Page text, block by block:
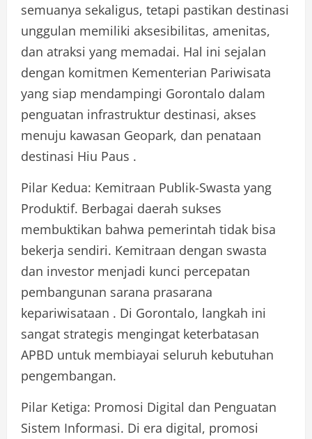
semuanya sekaligus, tetapi pastikan destinasi
unggulan memiliki aksesibilitas, amenitas,
dan atraksi yang memadai. Hal ini sejalan
dengan komitmen Kementerian Pariwisata
yang siap mendampingi Gorontalo dalam
penguatan infrastruktur destinasi, akses
menuju kawasan Geopark, dan penataan
destinasi Hiu Paus .
Pilar Kedua: Kemitraan Publik-Swasta yang
Produktif. Berbagai daerah sukses
membuktikan bahwa pemerintah tidak bisa
bekerja sendiri. Kemitraan dengan swasta
dan investor menjadi kunci percepatan
pembangunan sarana prasarana
kepariwisataan . Di Gorontalo, langkah ini
sangat strategis mengingat keterbatasan
APBD untuk membiayai seluruh kebutuhan
pengembangan.
Pilar Ketiga: Promosi Digital dan Penguatan
Sistem Informasi. Di era digital, promosi